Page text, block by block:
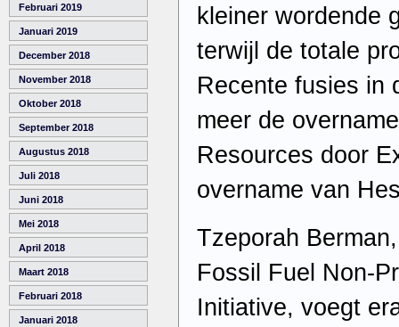
Februari 2019
Januari 2019
December 2018
November 2018
Oktober 2018
September 2018
Augustus 2018
Juli 2018
Juni 2018
Mei 2018
April 2018
Maart 2018
Februari 2018
Januari 2018
kleiner wordende
terwijl de totale
Recente fusies in
meer de
Resources door
overname van
Tzeporah
Fossil Fuel Non-
Initiative, voegt